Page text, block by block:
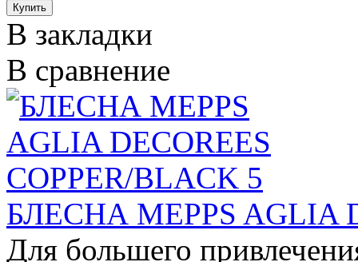
В закладки
В сравнение
БЛЕСНА MEPPS AGLIA
Для большего